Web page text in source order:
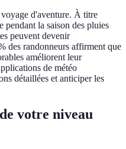
d'aventure. À titre
la saison des pluies
peuvent devenir
des randonneurs affirment que
améliorent leur
de météo
détaillées et anticiper les
votre niveau